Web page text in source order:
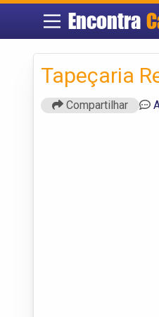
Encontra
Tapeçaria
Compartilhar